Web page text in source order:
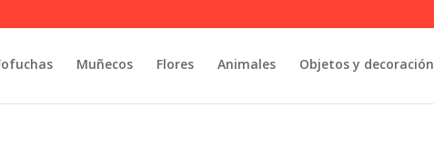
Muñecos Flores Animales Objetos y decoración